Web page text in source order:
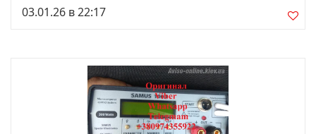
03.01.26 в 22:17